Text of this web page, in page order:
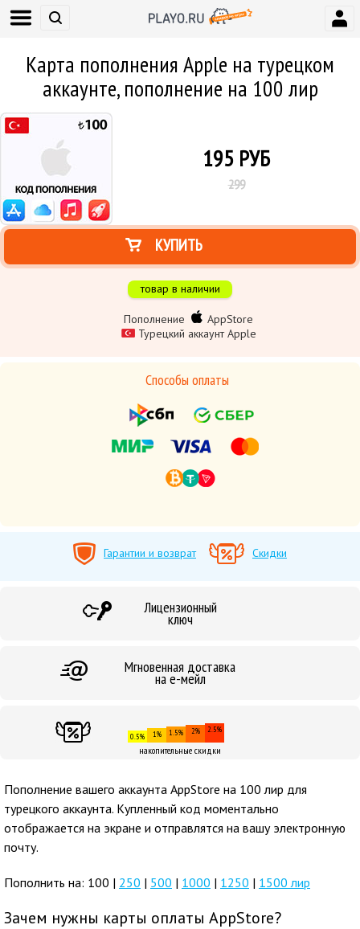
Карта пополнения Apple на турецком
аккаунте, пополнение на 100 лир
195 РУБ
299
КУПИТЬ
товар в наличии
Пополнение
AppStore
Турецкий аккаунт Apple
Способы оплаты
Гарантии и возврат Скидки
Лицензионный
ключ
Мгновенная доставка
на е-мейл
0.5% 1% 1.5% 2% 2.5%
накопительные скидки
Пополнение вашего аккаунта AppStore на 100 лир для
турецкого аккаунта. Купленный код моментально
отображается на экране и отправлятся на вашу электронную
почту.
Пополнить на: 100 | 250 | 500 | 1000 | 1250 | 1500 лир
Зачем нужны карты оплаты AppStore?